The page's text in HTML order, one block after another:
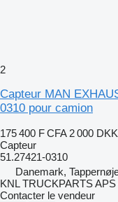
2
Capteur MAN
0310 pour camion
175 400 F CFA 2 000 DKK
Capteur
51.27421-0310
Danemark,
KNL TRUCKPARTS
Contacter le vendeur